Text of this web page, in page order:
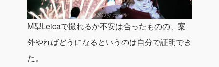
M型Leicaで撮れるか不安は合ったものの、案
外やればどうになるというのは自分で証明でき
た。